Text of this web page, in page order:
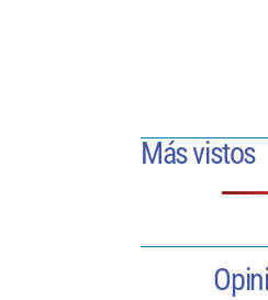
Más vistos